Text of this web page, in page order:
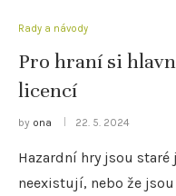
Rady a návody
Pro hraní si
licencí
by ona 22. 5. 2024
Hazardní hry jsou staré
neexistují, nebo že